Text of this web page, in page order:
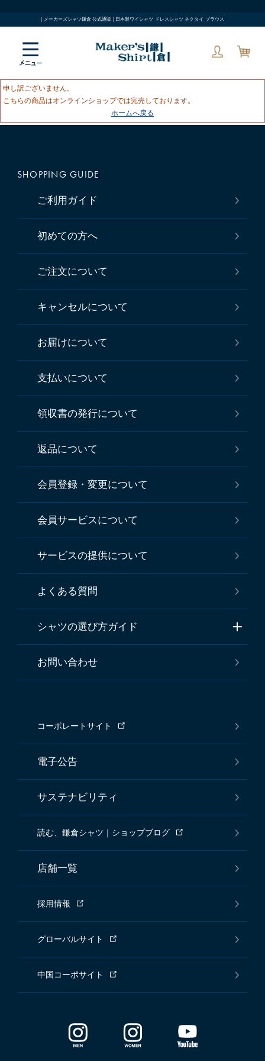
| メーカーズシャツ鎌倉 公式通販 | 日本製ワイシャツ ドレスシャツ ネクタイ ブラウス
申し訳ございません。
こちらの商品はオンラインショップでは完売しております。
ホームへ戻る
SHOPPING GUIDE
ご利用ガイド
初めての方へ
ご注文について
キャンセルについて
お届けについて
支払いについて
領収書の発行について
返品について
会員登録・変更について
会員サービスについて
サービスの提供について
よくある質問
シャツの選び方ガイド
お問い合わせ
コーポレートサイト
電子公告
サステナビリティ
読む、鎌倉シャツ｜ショップブログ
店舗一覧
採用情報
グローバルサイト
中国コーポサイト